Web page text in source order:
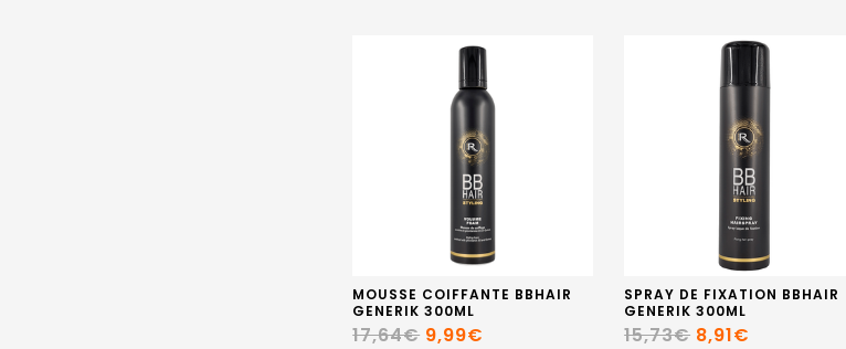
MOUSSE COIFFANTE BBHAIR
GENERIK 300ML
17,64€ 9,99€
SPRAY DE FIXATION BBHAIR
GENERIK 300ML
15,73€ 8,91€